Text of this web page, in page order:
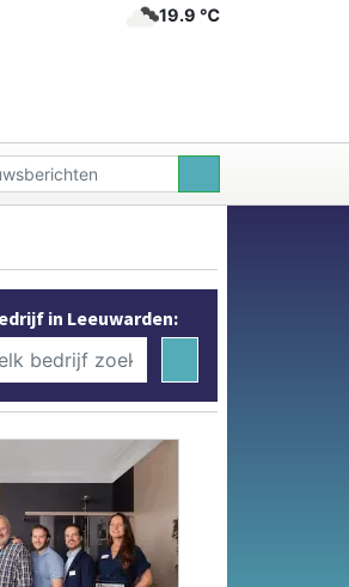
19.9 ℃
in Leeuwarden: